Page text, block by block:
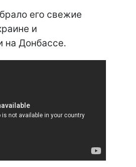
его свежие
и
на Донбассе.